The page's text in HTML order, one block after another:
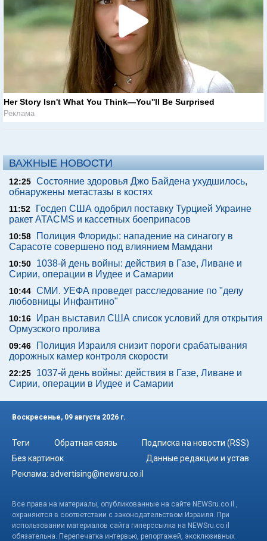
Her Story Isn't What You Think—You''ll Be Surprised
Реклама
ВАЖНЫЕ НОВОСТИ
12:25 Состояние здоровья Джо Байдена ухудшилось,
обнаружены метастазы в костях
11:52
Госдеп США одобрил поставку Турцией Украине
ракет ATACMS и кассетных боеприпасов
10:58
Полиция Флориды: нападение на синагогу в
Сарасоте совершено под влиянием Мамдани
10:50
1038-й день войны: действия в Газе, Ливане и
Сирии, операции в Иудее и Самарии
10:44 СМИ. УЕФА проведет расследование по "делу
любовницы Инфантино"
10:16
Иран выставил США список условий для открытия
Ормузского пролива
09:46
Полиция Израиля снизит пороги срабатывания
дорожных камер контроля скорости
22:25
1037-й день войны: действия в Газе, Ливане и
Сирии, операции в Иудее и Самарии
Воскресенье, 09 августа 2026 г.
Теги Обратная связь
Подписка на новости (RSS)
Без картинок
Данные редакции и устав
Реклама: advertising@newsru.co.il
Все права на материалы, опубликованные на сайте NEWSru.co.il ,
охраняются в соответствии с законодательством Израиля. При
использовании материалов сайта гиперссылка на NEWSru.co.il
обязательна. Перепечатка интервью, репортажей, эксклюзивных